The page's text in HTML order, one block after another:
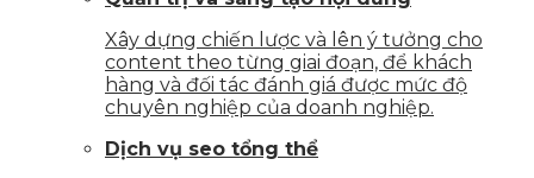
Xây dựng chiến lược và lên ý tưởng cho
content theo từng giai đoạn, để khách
hàng và đối tác đánh giá được mức độ
chuyên nghiệp của doanh nghiệp.
Dịch vụ seo tổng thể